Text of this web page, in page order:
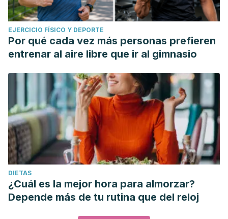
EJERCICIO FÍSICO Y DEPORTE
Por qué cada vez más personas prefieren
entrenar al aire libre que ir al gimnasio
DIETAS
¿Cuál es la mejor hora para almorzar?
Depende más de tu rutina que del reloj